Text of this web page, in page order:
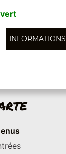
INFORMATIONS